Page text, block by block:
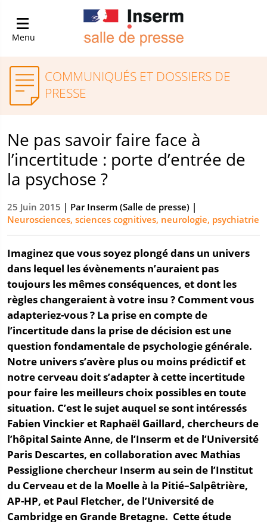
Menu
COMMUNIQUÉS ET DOSSIERS DE
PRESSE
Ne pas savoir faire face à
l’incertitude : porte d’entrée de
la psychose ?
25 Juin 2015 | ParInserm (Salle de presse) |
Neurosciences, sciences cognitives, neurologie, psychiatrie
Imaginez que vous soyez plongé dans un univers
dans lequel les évènements n’auraient pas
toujours les mêmes conséquences, et dont les
règles changeraient à votre insu ? Comment vous
adapteriez-vous ? La prise en compte de
l’incertitude dans la prise de décision est une
question fondamentale de psychologie générale.
Notre univers s’avère plus ou moins prédictif et
notre cerveau doit s’adapter à cette incertitude
pour faire les meilleurs choix possibles en toute
situation. C’est le sujet auquel se sont intéressés
Fabien Vinckier et Raphaël Gaillard, chercheurs de
l’hôpital Sainte Anne, de l’Inserm et de l’Université
Paris Descartes, en collaboration avec Mathias
Pessiglione chercheur Inserm au sein de l’Institut
du Cerveau et de la Moelle à la Pitié–Salpêtrière,
AP-HP, et Paul Fletcher, de l’Université de
Cambridge en Grande Bretagne. Cette étude